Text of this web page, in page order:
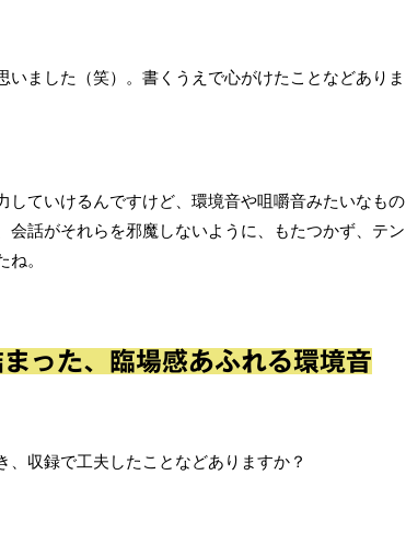
ました（笑）。書くうえで心がけたことなどありま
していけるんですけど、環境音や咀嚼音みたいなもの
会話がそれらを邪魔しないように、もたつかず、テン
。
った、臨場感あふれる環境音
収録で工夫したことなどありますか？